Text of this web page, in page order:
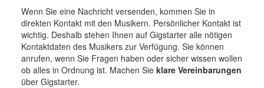
Wenn Sie eine Nachricht versenden, kommen Sie in
direkten Kontakt mit den Musikern. Persönlicher Kontakt ist
wichtig. Deshalb stehen Ihnen auf Gigstarter alle nötigen
Kontaktdaten des Musikers zur Verfügung. Sie können
anrufen, wenn Sie Fragen haben oder sicher wissen wollen
ob alles in Ordnung ist. Machen Sie klare Vereinbarungen
über Gigstarter.